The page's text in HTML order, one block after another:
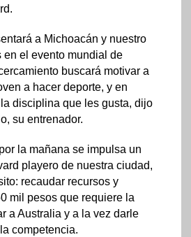
a Michoacán y nuestro
en el evento mundial de
buscará motivar a
a hacer deporte, y en
disciplina que les gusta, dijo
su entrenador.
la mañana se impulsa un
playero de nuestra ciudad,
recaudar recursos y
mil pesos que requiere la
a Australia y a la vez darle
competencia.